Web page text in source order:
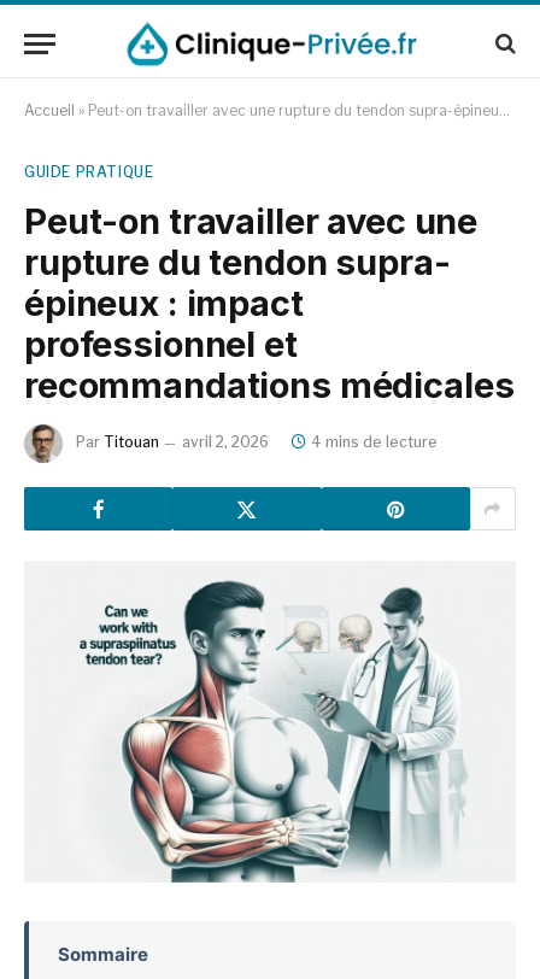
Accueil » Peut-on travailler avec une rupture du tendon supra-épineux : impact professionnel et recommandations médicales
GUIDE PRATIQUE
Peut-on travailler avec une
rupture du tendon supra-
épineux : impact
professionnel et
recommandations médicales
Par Titouan avril 2, 2026 4 mins de lecture
Sommaire